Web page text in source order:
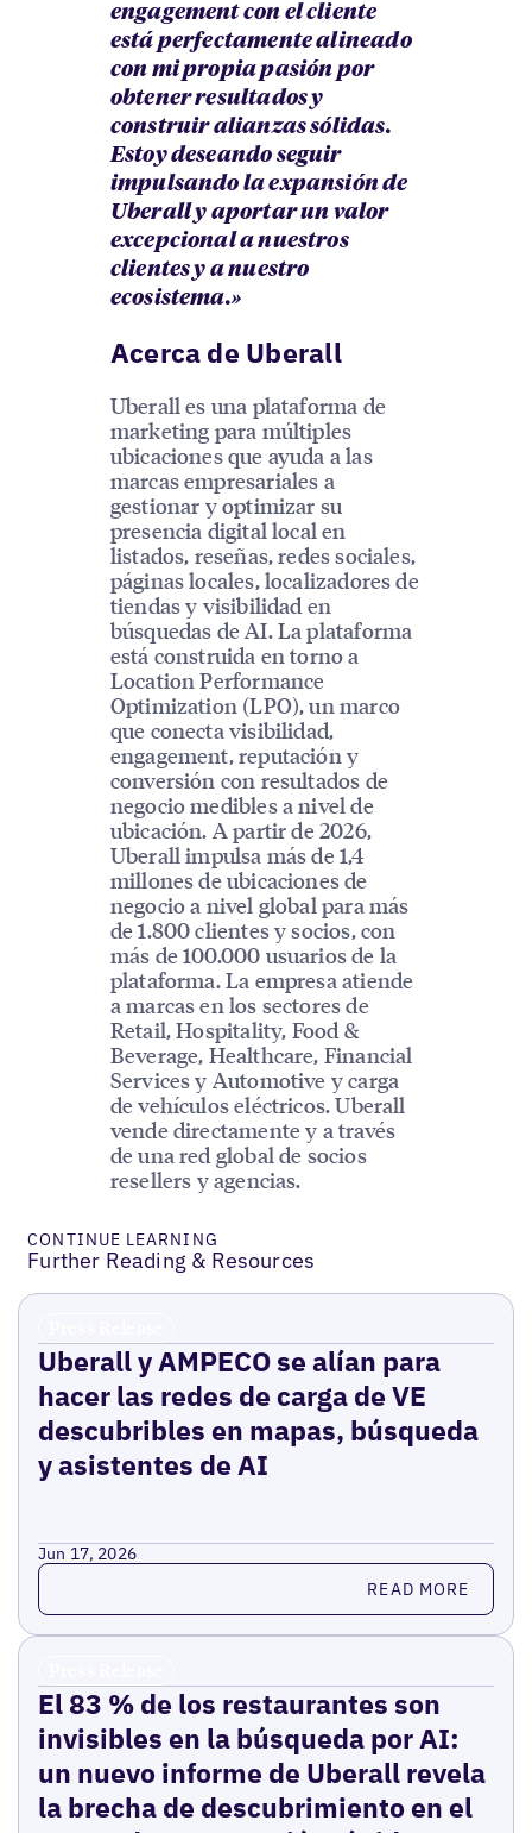
engagement con el cliente
está perfectamente alineado
con mi propia pasión por
obtener resultados y
construir alianzas sólidas.
Estoy deseando seguir
impulsando la expansión de
Uberall y aportar un valor
excepcional a nuestros
clientes y a nuestro
ecosistema.»
Acerca de Uberall
Uberall es una plataforma de
marketing para múltiples
ubicaciones que ayuda a las
marcas empresariales a
gestionar y optimizar su
presencia digital local en
listados, reseñas, redes sociales,
páginas locales, localizadores de
tiendas y visibilidad en
búsquedas de AI. La plataforma
está construida en torno a
Location Performance
Optimization (LPO), un marco
que conecta visibilidad,
engagement, reputación y
conversión con resultados de
negocio medibles a nivel de
ubicación. A partir de 2026,
Uberall impulsa más de 1,4
millones de ubicaciones de
negocio a nivel global para más
de 1.800 clientes y socios, con
más de 100.000 usuarios de la
plataforma. La empresa atiende
a marcas en los sectores de
Retail, Hospitality, Food &
Beverage, Healthcare, Financial
Services y Automotive y carga
de vehículos eléctricos. Uberall
vende directamente y a través
de una red global de socios
resellers y agencias.
CONTINUE LEARNING
Further Reading & Resources
Uberall y AMPECO se alían para
hacer las redes de carga de VE
descubribles en mapas, búsqueda
y asistentes de AI
Jun 17, 2026
Read more READ MORE
El 83 % de los restaurantes son
invisibles en la búsqueda por AI:
un nuevo informe de Uberall revela
la brecha de descubrimiento en el